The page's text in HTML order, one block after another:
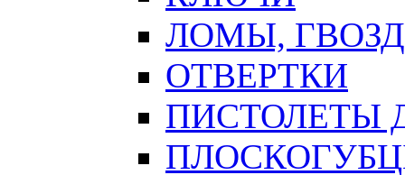
ЛОМЫ,
ОТВЕРТКИ
ПИСТОЛЕТЫ